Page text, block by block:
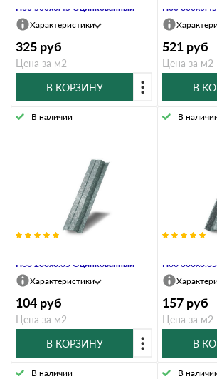
Н60 500х0.45 Оцинкованный
Характеристики
325 руб
Цена за м2
В КОРЗИНУ
Н60
521 руб
Цена за м2
В
Н60 200х0.35 Оцинкованный
В наличии
Характеристики
104 руб
Цена за м2
В КОРЗИНУ
Н60
В
157 руб
Цена за м2
В
В наличии В